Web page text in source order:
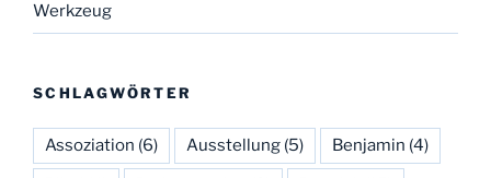
Werkzeug
SCHLAGWÖRTER
Assoziation (6) Ausstellung (5) Benjamin (4)